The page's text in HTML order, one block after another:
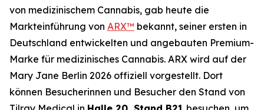
von medizinischem Cannabis, gab heute die
Markteinführung von ARX™ bekannt, seiner ersten in
Deutschland entwickelten und angebauten Premium-
Marke für medizinisches Cannabis. ARX wird auf der
Mary Jane Berlin 2026 offiziell vorgestellt. Dort
können Besucherinnen und Besucher den Stand von